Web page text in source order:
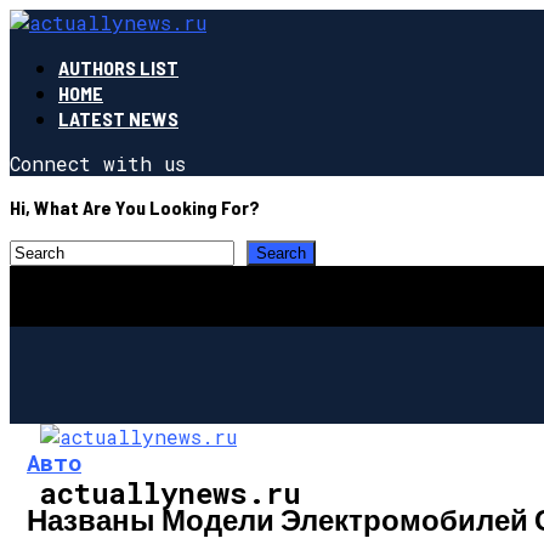
AUTHORS LIST
HOME
LATEST NEWS
Connect with us
Hi, What Are You Looking For?
actuallynews.ru
Авто
Названы Модели